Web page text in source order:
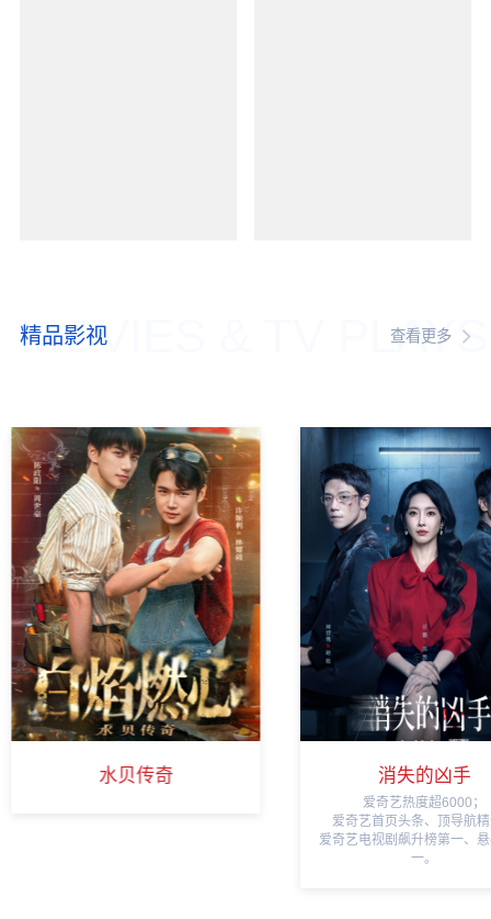
MOVIES & TV PLAYS
精品影视 查看更多
水贝传奇 消失的凶手
爱奇艺热度超6000；
爱奇艺首页头条、顶导航
爱奇艺电视剧飙升榜第一、
一。